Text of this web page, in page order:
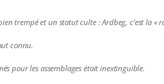
trempé et un statut culte : Ardbeg, c’est la «
connu.
pour les assemblages était inextinguible.